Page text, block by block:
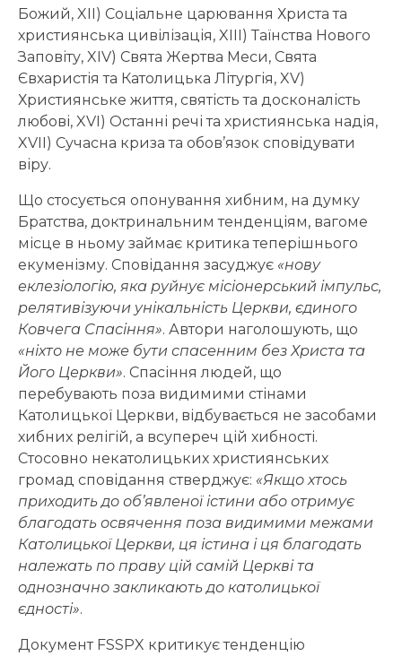
Божий, XII) Соціальне царювання Христа та
християнська цивілізація, XIII) Таїнства Нового
Заповіту, XIV) Свята Жертва Меси, Свята
Євхаристія та Католицька Літургія, XV)
Християнське життя, святість та досконалість
любові, XVI) Останні речі та християнська надія,
XVII) Сучасна криза та обов’язок сповідувати
віру.
Що стосується опонування хибним, на думку
Братства, доктринальним тенденціям, вагоме
місце в ньому займає критика теперішнього
екуменізму. Сповідання засуджує «нову
еклезіологію, яка руйнує місіонерський імпульс,
релятивізуючи унікальність Церкви, єдиного
Ковчега Спасіння». Автори наголошують, що
«ніхто не може бути спасенним без Христа та
Його Церкви». Спасіння людей, що
перебувають поза видимими стінами
Католицької Церкви, відбувається не засобами
хибних релігій, а всупереч цій хибності.
Стосовно некатолицьких християнських
громад сповідання стверджує: «Якщо хтось
приходить до об’явленої істини або отримує
благодать освячення поза видимими межами
Католицької Церкви, ця істина і ця благодать
належать по праву цій самій Церкві та
однозначно закликають до католицької
єдності».
Документ FSSPX критикує тенденцію